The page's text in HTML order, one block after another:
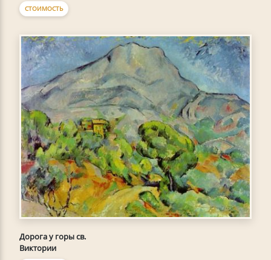
СТОИМОСТЬ
Дорога у горы св.
Виктории